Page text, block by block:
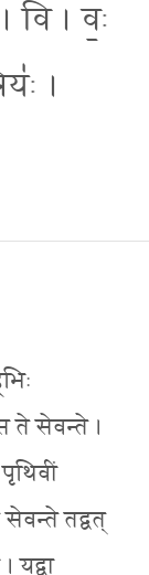
वि । वः॒
।
ते सेवन्ते ।
तद्वत्
यद्वा